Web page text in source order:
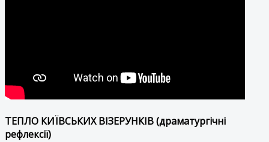
ТЕПЛО КИЇВСЬКИХ ВІЗЕРУНКІВ (драматургічні
рефлексії)